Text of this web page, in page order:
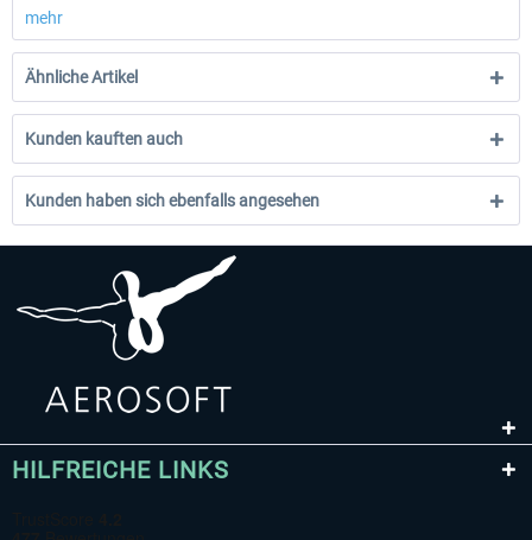
mehr
Ähnliche Artikel
Kunden kauften auch
Kunden haben sich ebenfalls angesehen
HILFREICHE LINKS